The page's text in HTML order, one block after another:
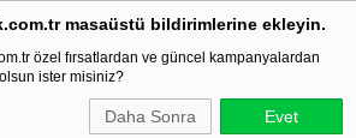
masaüstü bildirimlerine ekleyin.
özel fırsatlardan ve güncel kampanyalardan
ister misiniz?
Daha Sonra Evet